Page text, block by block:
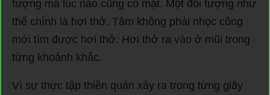
tượng mà lúc nào cũng có mặt. Một đối tượng như
thế chính là hơi thở. Tâm không phải nhọc công
mới tìm được hơi thở. Hơi thở ra vào ở mũi trong
từng khoảnh khắc.
Vì sự thực tập thiền quán xảy ra trong từng giây